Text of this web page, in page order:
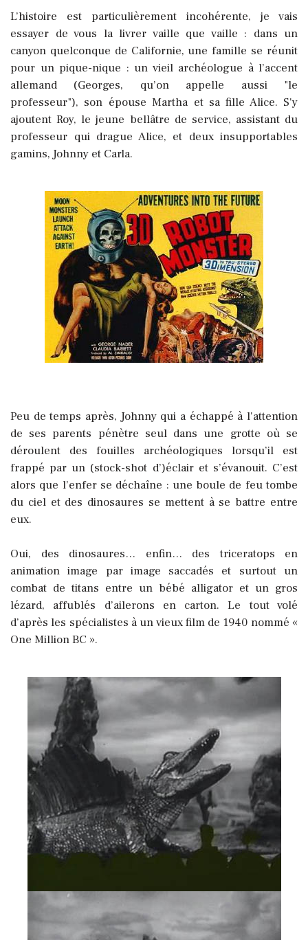
L’histoire est particulièrement incohérente, je vais
essayer de vous la livrer vaille que vaille : dans un
canyon quelconque de Californie, une famille se réunit
pour un pique-nique : un vieil archéologue à l’accent
allemand (Georges, qu’on appelle aussi "le
professeur"), son épouse Martha et sa fille Alice. S'y
ajoutent Roy, le jeune bellâtre de service, assistant du
professeur qui drague Alice, et deux insupportables
gamins, Johnny et Carla.
Peu de temps après, Johnny qui a échappé à l'attention
de ses parents pénètre seul dans une grotte où se
déroulent des fouilles archéologiques lorsqu’il est
frappé par un (stock-shot d’)éclair et s’évanouit. C’est
alors que l’enfer se déchaîne : une boule de feu tombe
du ciel et des dinosaures se mettent à se battre entre
eux.
Oui, des dinosaures… enfin… des triceratops en
animation image par image saccadés et surtout un
combat de titans entre un bébé alligator et un gros
lézard, affublés d’ailerons en carton. Le tout volé
d’après les spécialistes à un vieux film de 1940 nommé «
One Million BC ».